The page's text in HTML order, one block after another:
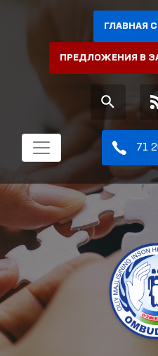
ГЛАВНАЯ
ПРЕДЛОЖЕНИЯ В
71